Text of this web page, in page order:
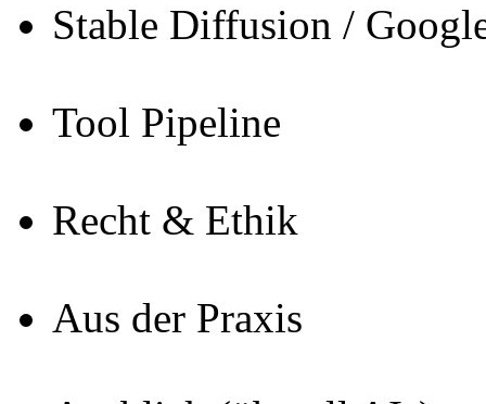
Stable Diffusion /
Tool Pipeline
Recht & Ethik
Aus der Praxis